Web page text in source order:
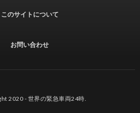
このサイトについて
お問い合わせ
2020 - 世界の緊急車両24時.